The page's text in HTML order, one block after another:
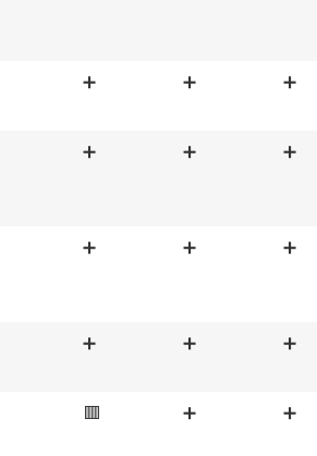
➕ ➕ ➕
➕ ➕ ➕
➕ ➕ ➕
➕ ➕ ➕
🟥 ➕ ➕